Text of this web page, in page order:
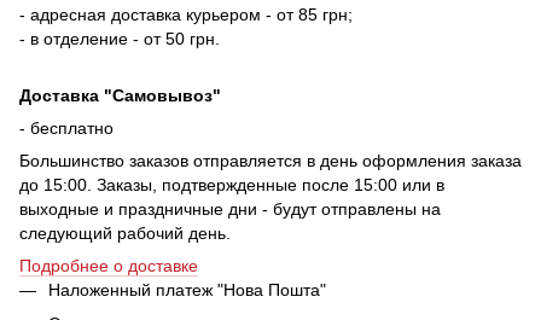
- адресная доставка курьером - от 85 грн;
- в отделение - от 50 грн.
Доставка "Самовывоз"
- бесплатно
Большинство заказов отправляется в день оформления заказа
до 15:00. Заказы, подтвержденные после 15:00 или в
выходные и праздничные дни - будут отправлены на
следующий рабочий день.
Подробнее о доставке
Наложенный платеж "Нова Пошта"